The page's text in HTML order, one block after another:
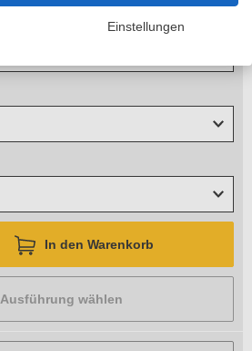
In den Warenkorb
Ausführung wählen
Einstellungen